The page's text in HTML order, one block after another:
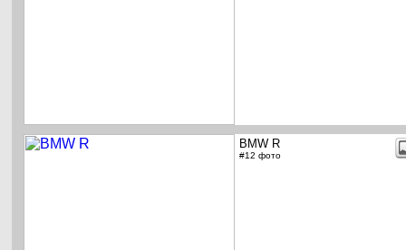
BMW R
#12 фото